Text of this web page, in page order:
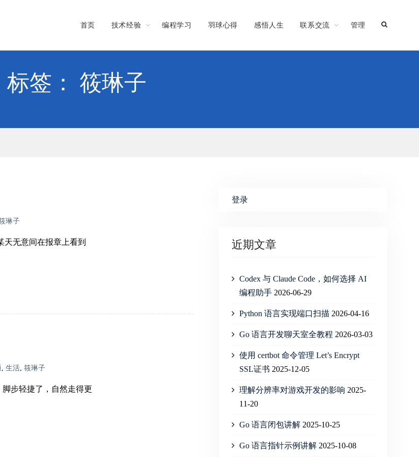
首页 技术经验 编程学习 羽球心得 感悟人生 联系交流 管理
标签： 筱琳子
琳子
无意间在报章上看到
, 生活, 筱琳子
步轻捷了，自然走得更
登录
近期文章
Codex 与 Claude Code，如何选择 AI
编程助手 2026-06-29
Python 语言实现端口扫描 2026-04-16
Go 语言开发聊天室全教程 2026-03-03
使用 certbot 命令管理 Let’s Encrypt
SSL证书 2025-12-05
理解分辨率对游戏开发的影响 2025-
11-20
Go 语言闭包讲解 2025-10-25
Go 语言指针示例讲解 2025-10-08